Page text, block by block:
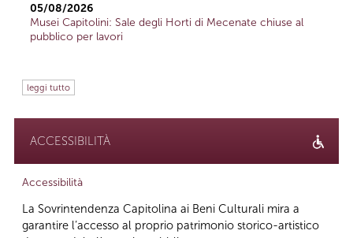
05/08/2026
Musei Capitolini: Sale degli Horti di Mecenate chiuse al
pubblico per lavori
leggi tutto
ACCESSIBILITÀ
Accessibilità
La Sovrintendenza Capitolina ai Beni Culturali mira a
garantire l’accesso al proprio patrimonio storico-artistico